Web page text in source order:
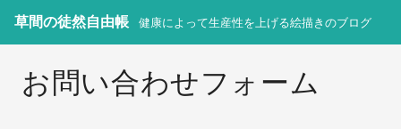
草間の徒然自由帳 健康によって生産性を上げる絵描きのブログ
お問い合わせフォーム